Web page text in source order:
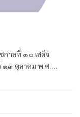
ที่ ๑๐ เสด็จ
๑๓ ตุลาคม พ.ศ.